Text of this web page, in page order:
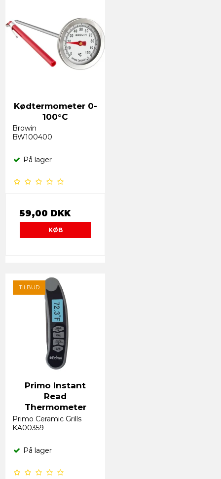
Kødtermometer 0-
100°C
Browin
BW100400
På lager
59,00 DKK
KØB
TILBUD
Primo Instant
Read
Thermometer
Primo Ceramic Grills
KA00359
På lager